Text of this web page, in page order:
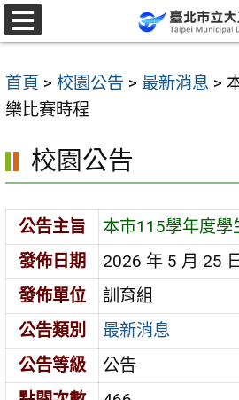
跳
至
要
內
區
首頁 > 校園公告 > 最新消息 >
樂比賽時程
校園公告
公告主旨
本市115學年度學
發佈日期
2026 年 5 月 25 日
發佈單位
訓育組
公告類別
最新消息
公告等級
公告
選
單